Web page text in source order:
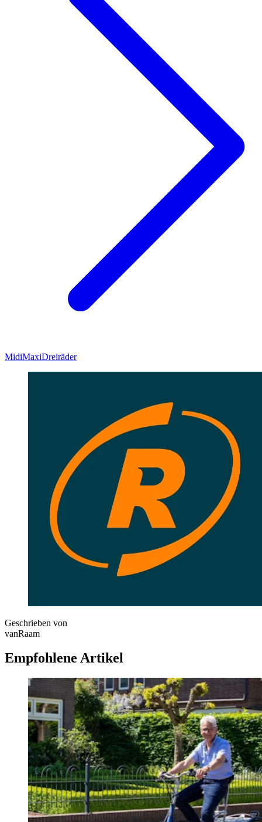
MidiMaxiDreiräder
Geschrieben von
vanRaam
Empfohlene Artikel